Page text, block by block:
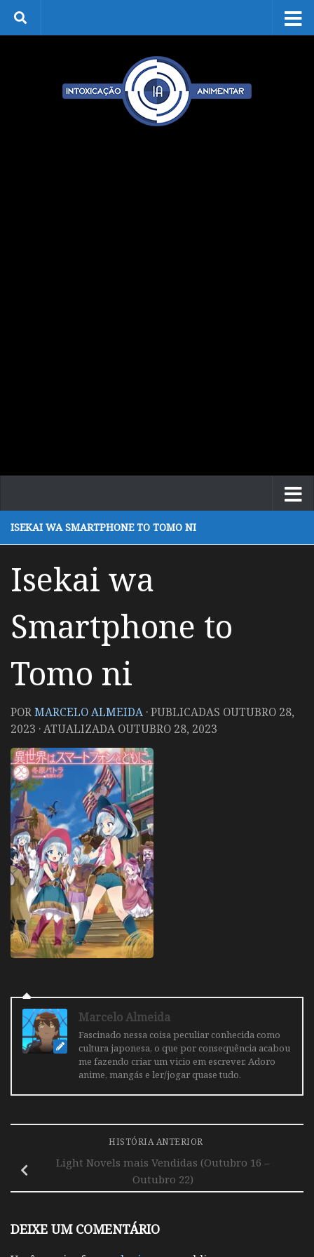
Skip to content
ISEKAI WA SMARTPHONE TO TOMO NI
Isekai wa
Smartphone to
Tomo ni
PORMARCELO ALMEIDA · PUBLICADAS OUTUBRO 28,
2023 · ATUALIZADA OUTUBRO 28, 2023
Marcelo Almeida
Fascinado nessa coisa peculiar conhecida como
cultura japonesa, o que por consequência acabou
me fazendo criar um vicio em escrever. Adoro
anime, mangás e ler/jogar quase tudo.
HISTÓRIA ANTERIOR
Light Novels mais Vendidas (Outubro 16 –
Outubro 22)
DEIXE UM COMENTÁRIO